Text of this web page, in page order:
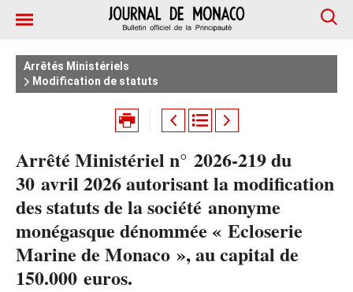
Arrêtés Ministériels
Modification de statuts
Arrêté Ministériel n° 2026‑219 du
30 avril 2026 autorisant la modification
des statuts de la société anonyme
monégasque dénommée « Ecloserie
Marine de Monaco », au capital de
150.000 euros.